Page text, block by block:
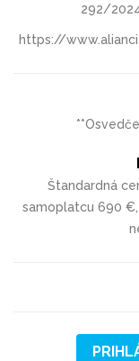
292/
https://
Štandardná
samoplatcu 690 €,